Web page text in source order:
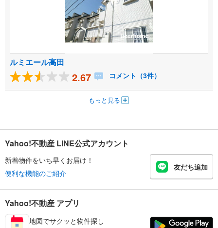
ルミエール高田
2.67 コメント（3件）
もっと見る
Yahoo!不動産 LINE公式アカウント
新着物件をいち早くお届け！
便利な機能のご紹介
友だち追加
Yahoo!不動産 アプリ
地図でサクッと物件探し